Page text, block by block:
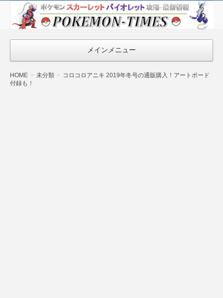
ポケモン最新
情報まとめ
『POKEMON-
TIMES』
メインメニュー
HOME 未分類
コロコロアニキ 2019年冬号の通販購入！アートボード
付録も！